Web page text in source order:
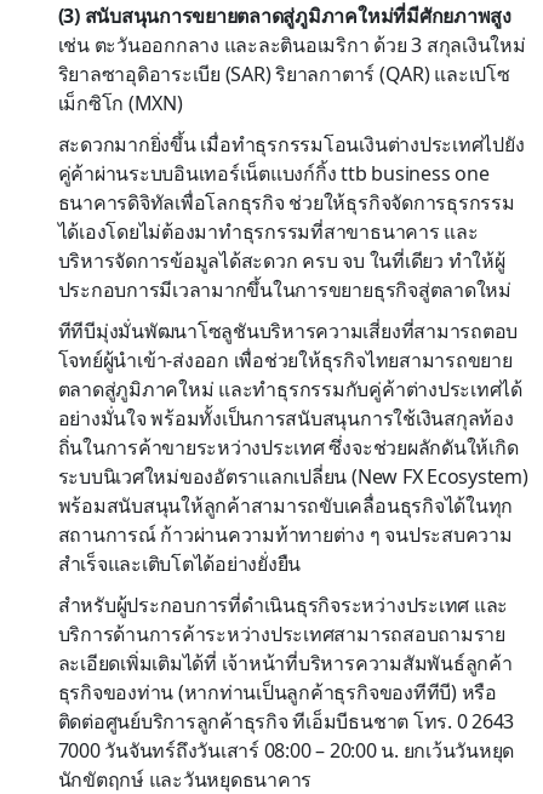
(3) สนับสนุนการขยายตลาดสู่ภูมิภาคใหม่ที่มีศักยภาพสูง
เช่น ตะวันออกกลาง และละตินอเมริกา ด้วย 3 สกุลเงินใหม่
ริยาลซาอุดิอาระเบีย (SAR) ริยาลกาตาร์ (QAR) และเปโซ
เม็กซิโก (MXN)
สะดวกมากยิ่งขึ้น เมื่อทำธุรกรรมโอนเงินต่างประเทศไปยัง
คู่ค้าผ่านระบบอินเทอร์เน็ตแบงก์กิ้ง ttb business one
ธนาคารดิจิทัลเพื่อโลกธุรกิจ ช่วยให้ธุรกิจจัดการธุรกรรม
ได้เองโดยไม่ต้องมาทำธุรกรรมที่สาขาธนาคาร และ
บริหารจัดการข้อมูลได้สะดวก ครบ จบ ในที่เดียว ทำให้ผู้
ประกอบการมีเวลามากขึ้นในการขยายธุรกิจสู่ตลาดใหม่
ทีทีบีมุ่งมั่นพัฒนาโซลูชันบริหารความเสี่ยงที่สามารถตอบ
โจทย์ผู้นำเข้า-ส่งออก เพื่อช่วยให้ธุรกิจไทยสามารถขยาย
ตลาดสู่ภูมิภาคใหม่ และทำธุรกรรมกับคู่ค้าต่างประเทศได้
อย่างมั่นใจ พร้อมทั้งเป็นการสนับสนุนการใช้เงินสกุลท้อง
ถิ่นในการค้าขายระหว่างประเทศ ซึ่งจะช่วยผลักดันให้เกิด
ระบบนิเวศใหม่ของอัตราแลกเปลี่ยน (New FX Ecosystem)
พร้อมสนับสนุนให้ลูกค้าสามารถขับเคลื่อนธุรกิจได้ในทุก
สถานการณ์ ก้าวผ่านความท้าทายต่าง ๆ จนประสบความ
สำเร็จและเติบโตได้อย่างยั่งยืน
สำหรับผู้ประกอบการที่ดำเนินธุรกิจระหว่างประเทศ และ
บริการด้านการค้าระหว่างประเทศสามารถสอบถามราย
ละเอียดเพิ่มเติมได้ที่ เจ้าหน้าที่บริหารความสัมพันธ์ลูกค้า
ธุรกิจของท่าน (หากท่านเป็นลูกค้าธุรกิจของทีทีบี) หรือ
ติดต่อศูนย์บริการลูกค้าธุรกิจ ทีเอ็มบีธนชาต โทร. 0 2643
7000 วันจันทร์ถึงวันเสาร์ 08:00 – 20:00 น. ยกเว้นวันหยุด
นักขัตฤกษ์ และวันหยุดธนาคาร